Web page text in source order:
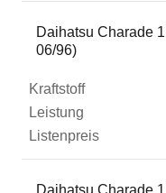
Daihatsu Charade
06/96)
Daihatsu Charade